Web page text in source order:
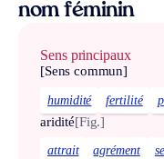
nom féminin
Sens principaux
[Sens commun]
humidité fertilité
aridité[Fig.]
attrait agrément